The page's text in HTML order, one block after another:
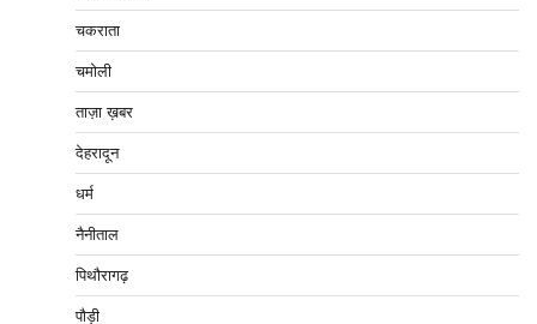
चकराता
चमोली
ताज़ा ख़बर
देहरादून
धर्म
नैनीताल
पिथौरागढ़
पौड़ी